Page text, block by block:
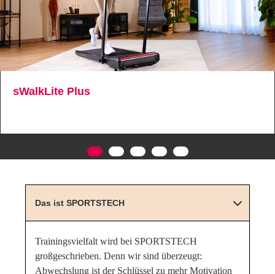
sWalkLite Plus
Das ist SPORTSTECH
Trainingsvielfalt wird bei SPORTSTECH
großgeschrieben. Denn wir sind überzeugt:
Abwechslung ist der Schlüssel zu mehr Motivation